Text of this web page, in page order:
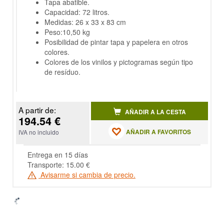
Tapa abatible.
Capacidad: 72 litros.
Medidas: 26 x 33 x 83 cm
Peso:10,50 kg
Posibilidad de pintar tapa y papelera en otros
colores.
Colores de los vinilos y pictogramas según tipo
de resíduo.
A partir de:
194.54 €
IVA no incluido
AÑADIR A LA CESTA
AÑADIR A FAVORITOS
Entrega en 15 días
Transporte: 15.00 €
Avisarme si cambia de precio.